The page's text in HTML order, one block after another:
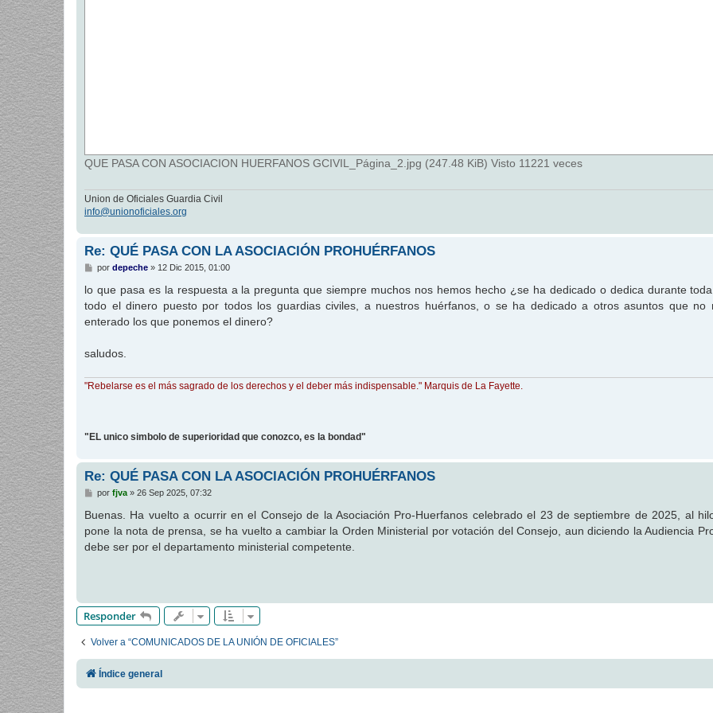
QUE PASA CON ASOCIACION HUERFANOS GCIVIL_Página_2.jpg (247.48 KiB) Visto 11221 veces
Union de Oficiales Guardia Civil
info@unionoficiales.org
Re: QUÉ PASA CON LA ASOCIACIÓN PROHUÉRFANOS
M
n
a
j
e
por depeche» 12 Dic 2015, 01:00
lo que pasa es la respuesta a la pregunta que siempre muchos nos hemos hecho ¿se ha dedicado o dedica durante
todo el dinero puesto por todos los guardias civiles, a nuestros huérfanos, o se ha dedicado a otros asuntos que no
enterado los que ponemos el dinero?
saludos.
"Rebelarse es el más sagrado de los derechos y el deber más indispensable." Marquis de La Fayette.
"EL unico simbolo de superioridad que conozco, es la bondad"
Re: QUÉ PASA CON LA ASOCIACIÓN PROHUÉRFANOS
M
n
a
j
e
por fjva» 26 Sep 2025, 07:32
Buenas. Ha vuelto a ocurrir en el Consejo de la Asociación Pro-Huerfanos celebrado el 23 de septiembre de 2025, al
pone la nota de prensa, se ha vuelto a cambiar la Orden Ministerial por votación del Consejo, aun diciendo la Audiencia
debe ser por el departamento ministerial competente.
Responder
Volver a “COMUNICADOS DE LA UNIÓN DE OFICIALES”
Índice general